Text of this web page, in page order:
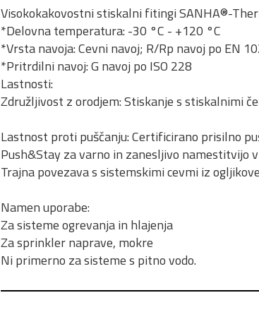
Visokokakovostni stiskalni fitingi SANHA®-
*Delovna temperatura: -30 °C - +120 °C
*Vrsta navoja: Cevni navoj; R/Rp navoj po EN
*Pritrdilni navoj: G navoj po ISO 228
Lastnosti:
Združljivost z orodjem: Stiskanje s stiskalnimi
Lastnost proti puščanju: Certificirano prisilno
Push&Stay za varno in zanesljivo namestitvijo
Trajna povezava s sistemskimi cevmi iz
Namen uporabe:
Za sisteme ogrevanja in hlajenja
Za sprinkler naprave, mokre
Ni primerno za sisteme s pitno vodo.